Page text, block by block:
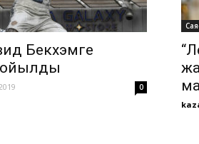
Бекхэмге
0